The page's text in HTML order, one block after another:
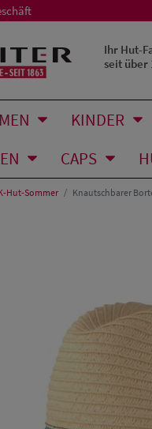
Ihr Hut-
seit über
KINDER
CAPS
Hut-Sommer Knautschbarer